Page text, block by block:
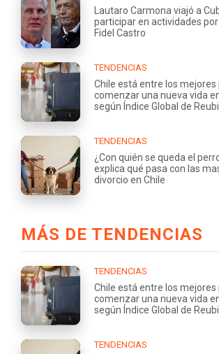
Lautaro Carmona viajó a
participar en actividades
Fidel Castro
TENDENCIAS
Chile está entre los mejores
comenzar una nueva vida
según Índice Global de
TENDENCIAS
¿Con quién se queda el
explica qué pasa con las
divorcio en Chile
MÁS DE TENDENCIAS
TENDENCIAS
Chile está entre los mejores
comenzar una nueva vida
según Índice Global de
TENDENCIAS